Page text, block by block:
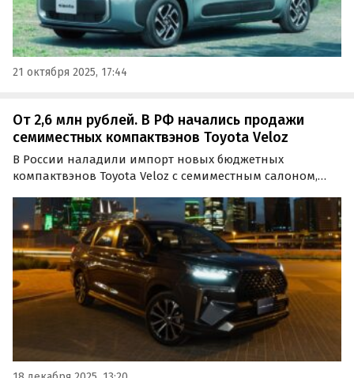
21 октября 2025, 17:44
От 2,6 млн рублей. В РФ начались продажи
семиместных компактвэнов Toyota Veloz
В России наладили импорт новых бюджетных
компактвэнов Toyota Veloz с семиместным салоном,
в Юго-Восточной Азии.